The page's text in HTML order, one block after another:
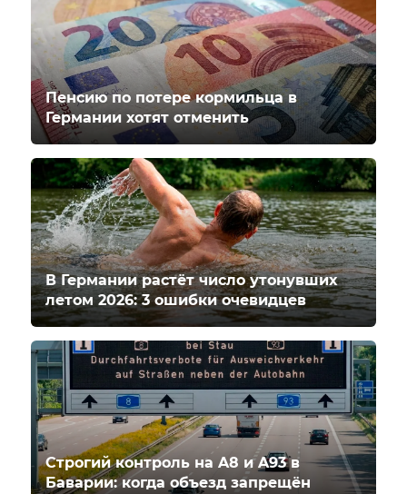
Пенсию по потере кормильца в
Германии хотят отменить
В Германии растёт число утонувших
летом 2026: 3 ошибки очевидцев
Строгий контроль на A8 и A93 в
Баварии: когда объезд запрещён